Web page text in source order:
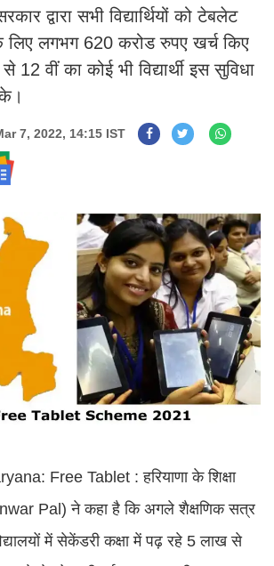
द्वारा सभी विद्यार्थियों को टेबलेट
लगभग 620 करोड रुपए खर्च किए
12 वीं का कोई भी विद्यार्थी इस सुविधा
7, 2022, 14:15 IST
Free Tablet : हरियाणा के शिक्षा
Pal) ने कहा है कि अगले शैक्षणिक सत्र
में सेकेंडरी कक्षा में पढ़ रहे 5 लाख से